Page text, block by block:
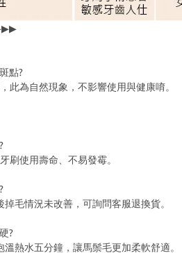
點?
此為自然現象，不影響使用與健康唷。
刷使用壽命、不易發霉。
毛情況未改善，可詢問客服退換貨。
?
熱水五分鐘，讓馬鬃毛更加柔軟舒適。